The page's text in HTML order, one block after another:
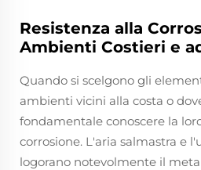
Resistenza alla
Ambienti Costieri e
Quando si scelgono gli
ambienti vicini alla costa o
fondamentale conoscere la
corrosione. L'aria salmastra e
logorano notevolmente il